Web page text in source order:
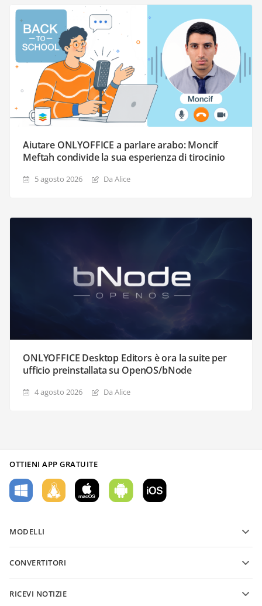
Aiutare ONLYOFFICE a parlare arabo: Moncif
Meftah condivide la sua esperienza di tirocinio
5 agosto 2026 Da Alice
ONLYOFFICE Desktop Editors è ora la suite per
ufficio preinstallata su OpenOS/bNode
4 agosto 2026 Da Alice
OTTIENI APP GRATUITE
MODELLI
Modelli di documenti di testo
CONVERTITORI
Converti fogli di calcolo
RICEVI NOTIZIE